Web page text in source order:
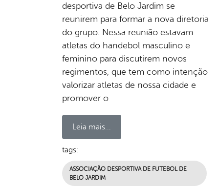
desportiva de Belo Jardim se
reunirem para formar a nova diretoria
do grupo. Nessa reunião estavam
atletas do handebol masculino e
feminino para discutirem novos
regimentos, que tem como intenção
valorizar atletas de nossa cidade e
promover o
Leia mais...
tags:
ASSOCIAÇÃO DESPORTIVA DE FUTEBOL DE
BELO JARDIM